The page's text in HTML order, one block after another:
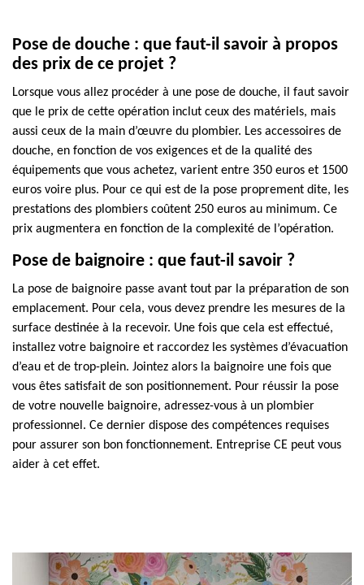
Pose de douche : que faut-il savoir à propos
des prix de ce projet ?
Lorsque vous allez procéder à une pose de douche, il faut savoir
que le prix de cette opération inclut ceux des matériels, mais
aussi ceux de la main d’œuvre du plombier. Les accessoires de
douche, en fonction de vos exigences et de la qualité des
équipements que vous achetez, varient entre 350 euros et 1500
euros voire plus. Pour ce qui est de la pose proprement dite, les
prestations des plombiers coûtent 250 euros au minimum. Ce
prix augmentera en fonction de la complexité de l’opération.
Pose de baignoire : que faut-il savoir ?
La pose de baignoire passe avant tout par la préparation de son
emplacement. Pour cela, vous devez prendre les mesures de la
surface destinée à la recevoir. Une fois que cela est effectué,
installez votre baignoire et raccordez les systèmes d’évacuation
d’eau et de trop-plein. Jointez alors la baignoire une fois que
vous êtes satisfait de son positionnement. Pour réussir la pose
de votre nouvelle baignoire, adressez-vous à un plombier
professionnel. Ce dernier dispose des compétences requises
pour assurer son bon fonctionnement. Entreprise CE peut vous
aider à cet effet.